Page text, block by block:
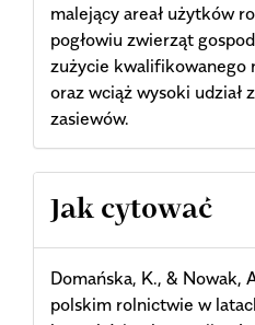
malejący areał użytków
pogłowiu zwierząt
zużycie kwalifikowanego
oraz wciąż wysoki udział
zasiewów.
Article
Details
Jak cytować
Domańska, K., & Nowak,
polskim rolnictwie w